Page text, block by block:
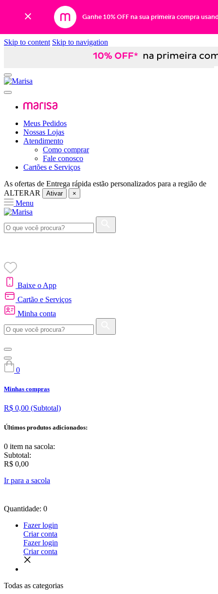
Ganhe 10% OFF na sua primeira compra
Skip to content Skip to navigation
Meus Pedidos
Nossas Lojas
Atendimento
Como comprar
Fale conosco
Cartões e Serviços
As ofertas de Entrega rápida estão personalizados para a região de
ALTERAR
Ativar ×
Menu
Baixe o App
Cartão e Serviços
Minha conta
0
Minhas compras
R$ 0,00 (Subtotal)
Últimos produtos adicionados:
0 item na sacola:
Subtotal:
R$ 0,00
Ir para a sacola
Quantidade: 0
Fazer login
Criar conta
Fazer login
Criar conta
Todas as categorias